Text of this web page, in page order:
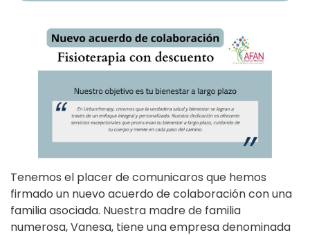
Tenemos el placer de comunicaros que hemos
firmado un nuevo acuerdo de colaboración con una
familia asociada. Nuestra madre de familia
numerosa, Vanesa, tiene una empresa denominada